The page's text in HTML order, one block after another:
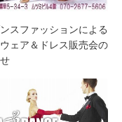
スファッションによる
ェア＆ドレス販売会の